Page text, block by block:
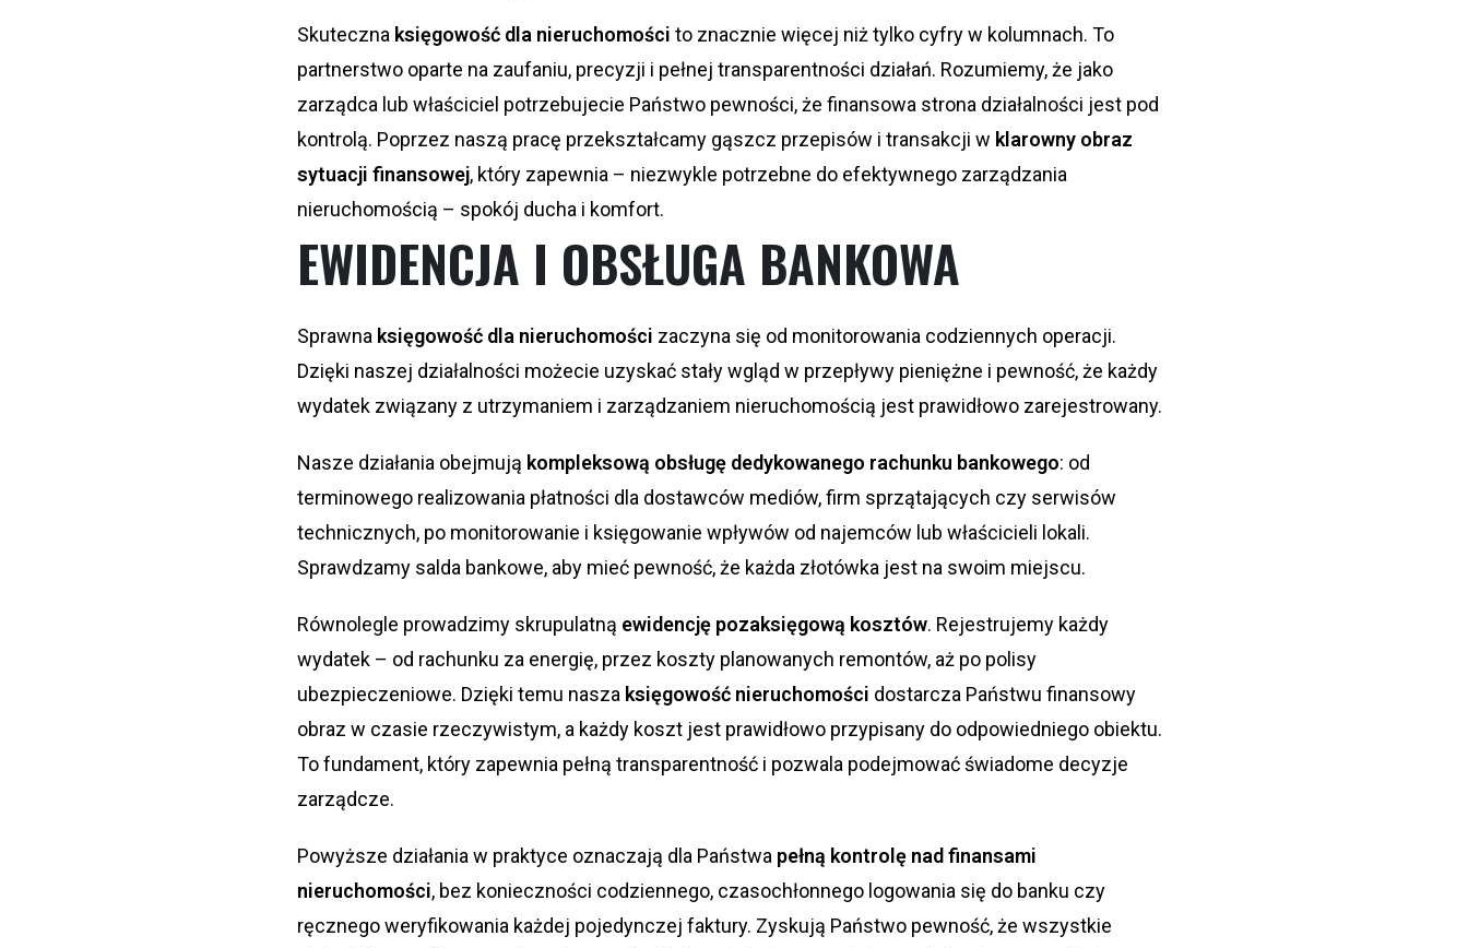
Skuteczna księgowość dla nieruchomości to znacznie więcej niż tylko cyfry w kolumnach. To
partnerstwo oparte na zaufaniu, precyzji i pełnej transparentności działań. Rozumiemy, że jako
zarządca lub właściciel potrzebujecie Państwo pewności, że finansowa strona działalności jest pod
kontrolą. Poprzez naszą pracę przekształcamy gąszcz przepisów i transakcji w klarowny obraz
sytuacji finansowej, który zapewnia – niezwykle potrzebne do efektywnego zarządzania
nieruchomością – spokój ducha i komfort.
EWIDENCJA I OBSŁUGA BANKOWA
Sprawna księgowość dla nieruchomości zaczyna się od monitorowania codziennych operacji.
Dzięki naszej działalności możecie uzyskać stały wgląd w przepływy pieniężne i pewność, że każdy
wydatek związany z utrzymaniem i zarządzaniem nieruchomością jest prawidłowo zarejestrowany.
Nasze działania obejmują kompleksową obsługę dedykowanego rachunku bankowego: od
terminowego realizowania płatności dla dostawców mediów, firm sprzątających czy serwisów
technicznych, po monitorowanie i księgowanie wpływów od najemców lub właścicieli lokali.
Sprawdzamy salda bankowe, aby mieć pewność, że każda złotówka jest na swoim miejscu.
Równolegle prowadzimy skrupulatną ewidencję pozaksięgową kosztów. Rejestrujemy każdy
wydatek – od rachunku za energię, przez koszty planowanych remontów, aż po polisy
ubezpieczeniowe. Dzięki temu nasza księgowość nieruchomości dostarcza Państwu finansowy
obraz w czasie rzeczywistym, a każdy koszt jest prawidłowo przypisany do odpowiedniego obiektu.
To fundament, który zapewnia pełną transparentność i pozwala podejmować świadome decyzje
zarządcze.
Powyższe działania w praktyce oznaczają dla Państwa pełną kontrolę nad finansami
nieruchomości, bez konieczności codziennego, czasochłonnego logowania się do banku czy
ręcznego weryfikowania każdej pojedynczej faktury. Zyskują Państwo pewność, że wszystkie